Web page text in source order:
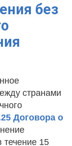
без
странами
Договора о
течение 15